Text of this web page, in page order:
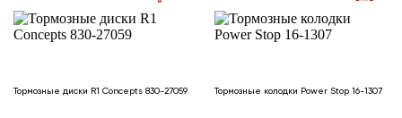
Тормозные диски R1 Concepts 830-27059 Тормозные колодки Power Stop 16-1307